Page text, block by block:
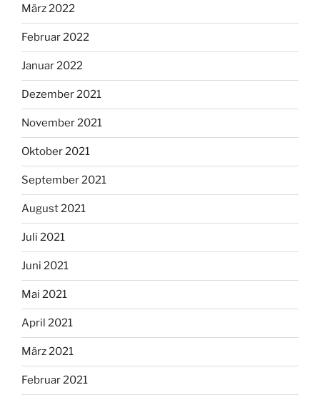
März 2022
Februar 2022
Januar 2022
Dezember 2021
November 2021
Oktober 2021
September 2021
August 2021
Juli 2021
Juni 2021
Mai 2021
April 2021
März 2021
Februar 2021